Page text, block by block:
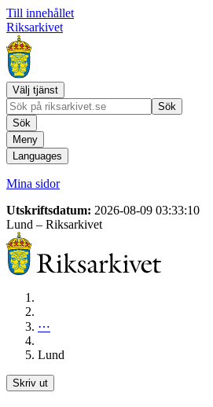
Till innehållet
Riksarkivet
Välj tjänst
Sök
Sök
Meny
Languages
Mina sidor
Utskriftsdatum: 2026-08-09 03:33:10
Lund – Riksarkivet
⋯
Lund
Skriv ut